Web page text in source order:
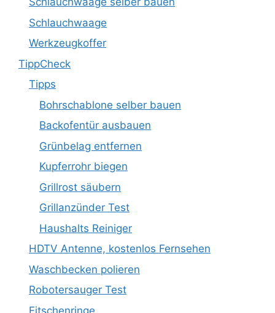
Schlauchwaage
Werkzeugkoffer
TippCheck
Tipps
Bohrschablone selber bauen
Backofentür ausbauen
Grünbelag entfernen
Kupferrohr biegen
Grillrost säubern
Grillanzünder Test
Haushalts Reiniger
HDTV Antenne, kostenlos Fernsehen
Waschbecken polieren
Robotersauger Test
Fitschenringe